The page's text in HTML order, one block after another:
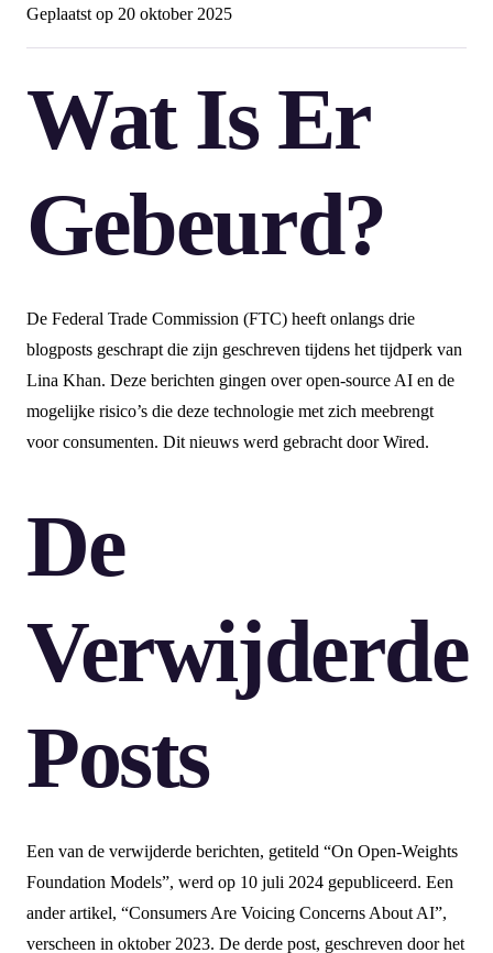
Geplaatst op 20 oktober 2025
Wat Is Er
Gebeurd?
De Federal Trade Commission (FTC) heeft onlangs drie
blogposts geschrapt die zijn geschreven tijdens het tijdperk van
Lina Khan. Deze berichten gingen over open-source AI en de
mogelijke risico’s die deze technologie met zich meebrengt
voor consumenten. Dit nieuws werd gebracht door Wired.
De
Verwijderde
Posts
Een van de verwijderde berichten, getiteld “On Open-Weights
Foundation Models”, werd op 10 juli 2024 gepubliceerd. Een
ander artikel, “Consumers Are Voicing Concerns About AI”,
verscheen in oktober 2023. De derde post, geschreven door het